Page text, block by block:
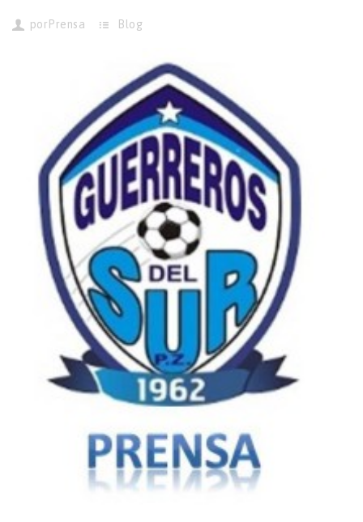
por Prensa Blog